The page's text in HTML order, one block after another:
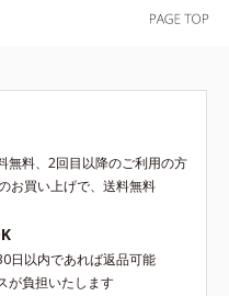
無料、2回目以降のご利用の方
お買い上げで、送料無料
日以内であれば返品可能
が負担いたします